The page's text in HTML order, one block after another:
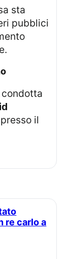
pubblici
presso il
re carlo a